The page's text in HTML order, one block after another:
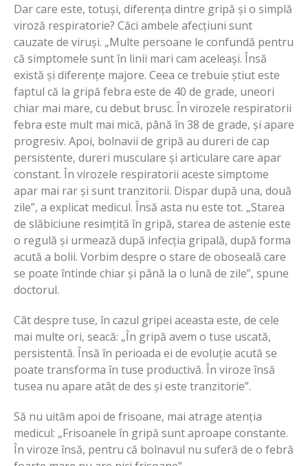
Dar care este, totuși, diferența dintre gripă și o simplă
viroză respiratorie? Căci ambele afecțiuni sunt
cauzate de viruși. „Multe persoane le confundă pentru
că simptomele sunt în linii mari cam aceleași. Însă
există și diferențe majore. Ceea ce trebuie știut este
faptul că la gripă febra este de 40 de grade, uneori
chiar mai mare, cu debut brusc. În virozele respiratorii
febra este mult mai mică, până în 38 de grade, și apare
progresiv. Apoi, bolnavii de gripă au dureri de cap
persistente, dureri musculare și articulare care apar
constant. În virozele respiratorii aceste simptome
apar mai rar și sunt tranzitorii. Dispar după una, două
zile”, a explicat medicul. Însă asta nu este tot. „Starea
de slăbiciune resimțită în gripă, starea de astenie este
o regulă și urmează după infecția gripală, după forma
acută a bolii. Vorbim despre o stare de oboseală care
se poate întinde chiar și până la o lună de zile”, spune
doctorul.
Cât despre tuse, în cazul gripei aceasta este, de cele
mai multe ori, seacă: „În gripă avem o tuse uscată,
persistentă. Însă în perioada ei de evoluție acută se
poate transforma în tuse productivă. În viroze însă
tusea nu apare atât de des și este tranzitorie”.
Să nu uităm apoi de frisoane, mai atrage atenția
medicul: „Frisoanele în gripă sunt aproape constante.
În viroze însă, pentru că bolnavul nu suferă de o febră